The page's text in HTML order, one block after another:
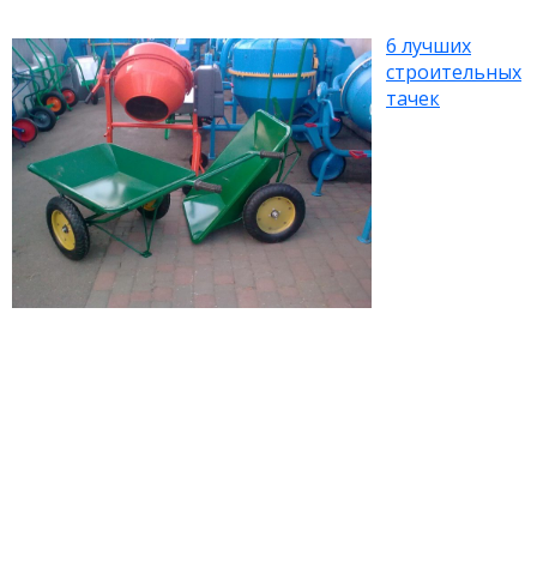
6 лучших
строительных
тачек